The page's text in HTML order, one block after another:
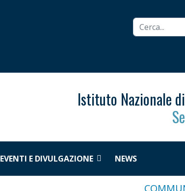
Cerca...
Istituto Nazionale
EVENTI E DIVULGAZIONE NEWS